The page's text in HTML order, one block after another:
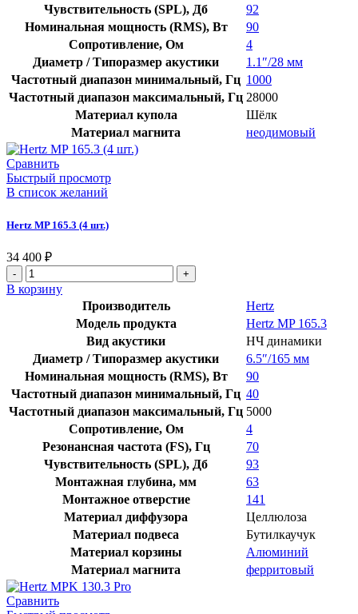
Чувствительность (SPL), Дб
92
Номинальная мощность (RMS), Вт
90
Сопротивление, Ом
4
Диаметр / Типоразмер акустики
1.1″/28 мм
Частотный диапазон минимальный, Гц 1000
Частотный диапазон максимальный, Гц 28000
Материал купола
Шёлк
Материал магнита
неодимовый
Сравнить
Быстрый просмотр
В список желаний
Hertz MP 165.3 (4 шт.)
34 400 ₽
В корзину
Производитель
Hertz
Модель продукта
Hertz MP 165.3
Вид акустики
НЧ динамики
Диаметр / Типоразмер акустики
6.5″/165 мм
Номинальная мощность (RMS), Вт
90
Частотный диапазон минимальный, Гц 40
Частотный диапазон максимальный, Гц 5000
Сопротивление, Ом
4
Резонансная частота (FS), Гц
70
Чувствительность (SPL), Дб
93
Монтажная глубина, мм
63
Монтажное отверстие
141
Материал диффузора
Целлюлоза
Материал подвеса
Бутилкаучук
Материал корзины
Алюминий
Материал магнита
ферритовый
Сравнить